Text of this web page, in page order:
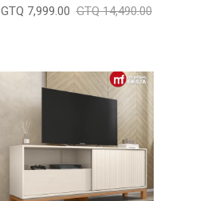
GTQ 7,999.00 GTQ 14,490.00